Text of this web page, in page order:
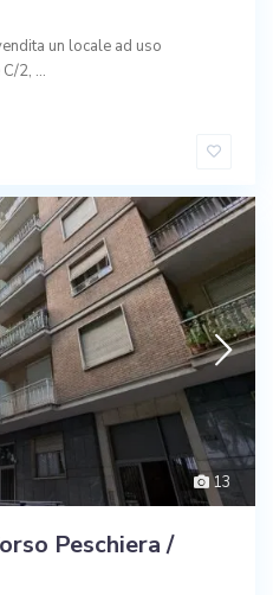
un locale ad uso
2, ...
13
Peschiera /